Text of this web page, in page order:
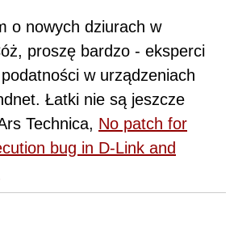
o nowych dziurach w
proszę bardzo - eksperci
w urządzeniach
Łatki nie są jeszcze
Technica, No patch for
bug in D-Link and